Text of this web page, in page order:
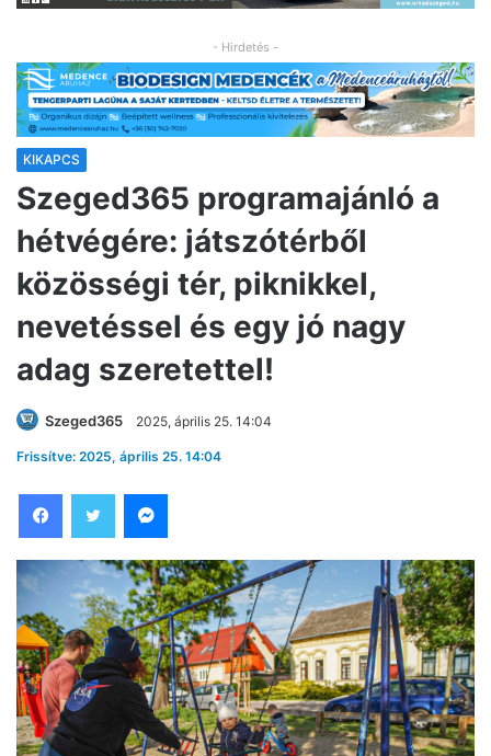
- Hirdetés -
KIKAPCS
Szeged365 programajánló a
hétvégére: játszótérből
közösségi tér, piknikkel,
nevetéssel és egy jó nagy
adag szeretettel!
Szeged365 2025, április 25. 14:04
Frissítve: 2025, április 25. 14:04